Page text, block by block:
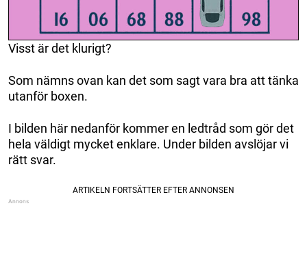
Visst är det klurigt?
Som nämns ovan kan det som sagt vara bra att tänka
utanför boxen.
I bilden här nedanför kommer en ledtråd som gör det
hela väldigt mycket enklare. Under bilden avslöjar vi
rätt svar.